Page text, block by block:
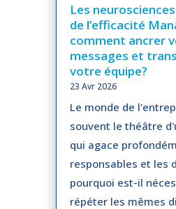
Les
de l’efficacité
comment ancrer
messages et
votre équipe?
23 Avr 2026
Le monde de
souvent le théâtre
qui agace
responsables et les
pourquoi est-il
répéter les mêmes